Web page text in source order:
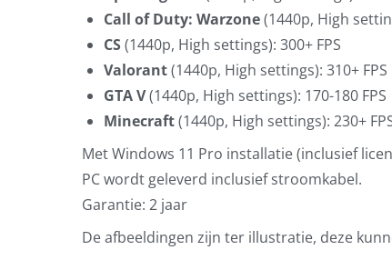
Call of Duty: Warzone(1440p, High
CS(1440p, High settings): 300+ FPS
Valorant(1440p, High settings): 310+ FPS
GTA V(1440p, High settings): 170-180 FPS
Minecraft(1440p, High settings): 230+
Met Windows 11 Pro installatie (inclusief
PC wordt geleverd inclusief stroomkabel.
Garantie: 2 jaar
De afbeeldingen zijn ter illustratie, deze